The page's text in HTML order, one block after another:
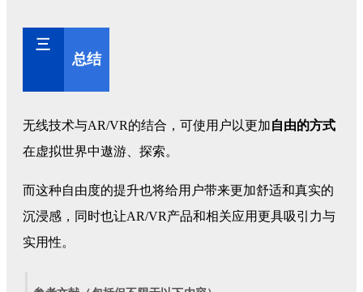
三
总结
无线技术与AR/VR的结合，可使用户以更加自由的方式
在虚拟世界中遨游、探索。
而这种自由度的提升也将给用户带来更加舒适和真实的
沉浸感，同时也让AR/VR产品和相关应用更具吸引力与
实用性。